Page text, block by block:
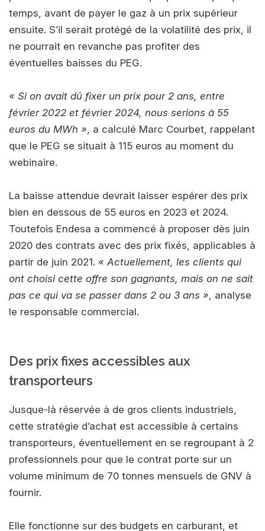
temps, avant de payer le gaz à un prix supérieur
ensuite. S’il serait protégé de la volatilité des prix, il
ne pourrait en revanche pas profiter des
éventuelles baisses du PEG.
« Si on avait dû fixer un prix pour 2 ans, entre
février 2022 et février 2024, nous serions à 55
euros du MWh » , a calculé Marc Courbet, rappelant
que le PEG se situait à 115 euros au moment du
webinaire.
La baisse attendue devrait laisser espérer des prix
bien en dessous de 55 euros en 2023 et 2024.
Toutefois Endesa a commencé à proposer dès juin
2020 des contrats avec des prix fixés, applicables à
partir de juin 2021. « Actuellement, les clients qui
ont choisi cette offre son gagnants, mais on ne sait
pas ce qui va se passer dans 2 ou 3 ans » , analyse
le responsable commercial.
Des prix fixes accessibles aux
transporteurs
Jusque-là réservée à de gros clients industriels,
cette stratégie d’achat est accessible à certains
transporteurs, éventuellement en se regroupant à 2
professionnels pour que le contrat porte sur un
volume minimum de 70 tonnes mensuels de GNV à
fournir.
Elle fonctionne sur des budgets en carburant, et